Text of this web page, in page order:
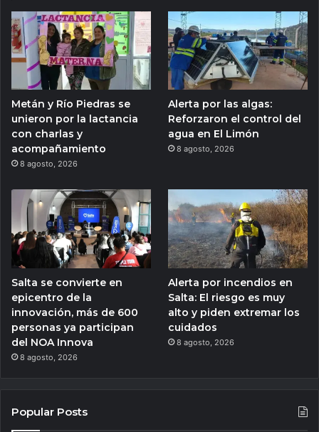
Metán y Río Piedras se
unieron por la lactancia
con charlas y
acompañamiento
8 agosto, 2026
Alerta por las algas:
Reforzaron el control del
agua en El Limón
8 agosto, 2026
Salta se convierte en
epicentro de la
innovación, más de 600
personas ya participan
del NOA Innova
8 agosto, 2026
Alerta por incendios en
Salta: El riesgo es muy
alto y piden extremar los
cuidados
8 agosto, 2026
Popular Posts